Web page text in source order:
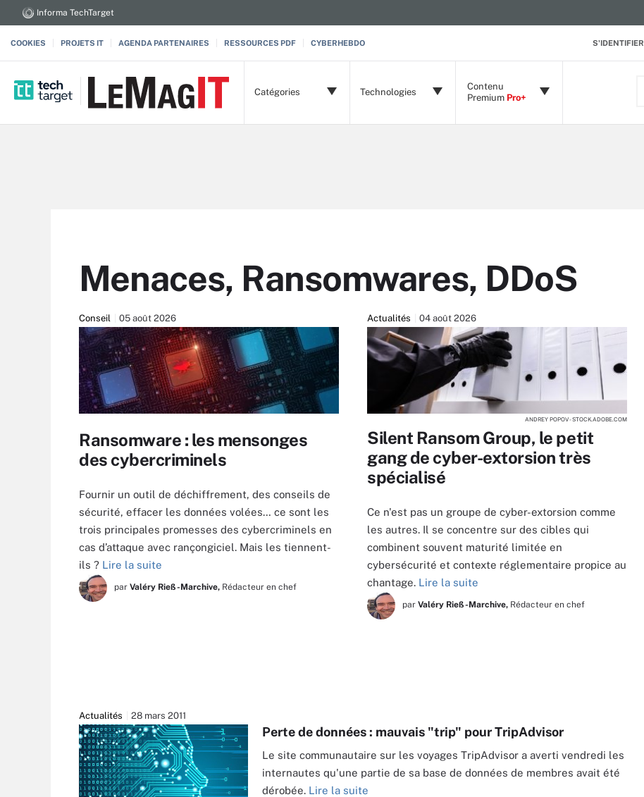
S'IDENTIFIER
Informa TechTarget
COOKIES PROJETS IT AGENDA PARTENAIRES RESSOURCES PDF CYBERHEBDO
Catégories Technologies
Contenu
Premium Pro+
Menaces, Ransomwares, DDoS
Conseil 05 août 2026
Ransomware : les mensonges
des cybercriminels
Fournir un outil de déchiffrement, des conseils de
sécurité, effacer les données volées… ce sont les
trois principales promesses des cybercriminels en
cas d’attaque avec rançongiciel. Mais les tiennent-
ils ? Lire la suite
par Valéry Rieß-Marchive, Rédacteur en chef
Actualités 04 août 2026
ANDREY POPOV - STOCK.ADOBE.COM
Silent Ransom Group, le petit
gang de cyber-extorsion très
spécialisé
Ce n'est pas un groupe de cyber-extorsion comme
les autres. Il se concentre sur des cibles qui
combinent souvent maturité limitée en
cybersécurité et contexte réglementaire propice au
chantage. Lire la suite
par Valéry Rieß-Marchive, Rédacteur en chef
Actualités 28 mars 2011
Perte de données : mauvais "trip" pour TripAdvisor
Le site communautaire sur les voyages TripAdvisor a averti vendredi les
internautes qu'une partie de sa base de données de membres avait été
dérobée. Lire la suite